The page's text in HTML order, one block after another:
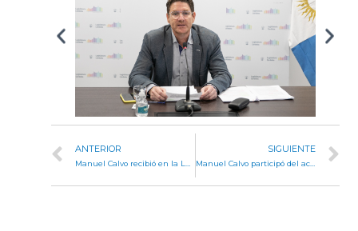
ANTERIOR SIGUIENTE
Manuel Calvo participó del acto de asunción del nuevo rector de la UNC, Jhon Boretto